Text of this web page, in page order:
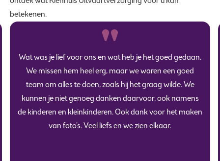
betekenen.
Wat was je lief voor ons en wat heb je het goed gedaan.
We missen hem heel erg, maar we waren een goed
team om alles te doen, zoals hij het graag wilde. We
kunnen je niet genoeg danken daarvoor, ook namens
de kinderen en kleinkinderen. Ook dank voor het maken
van foto’s. Veel liefs en we zien elkaar.